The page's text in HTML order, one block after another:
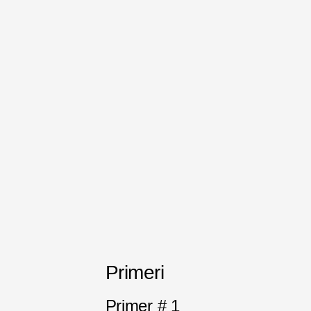
Primeri
Primer # 1